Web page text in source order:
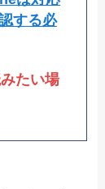
する必
たい場